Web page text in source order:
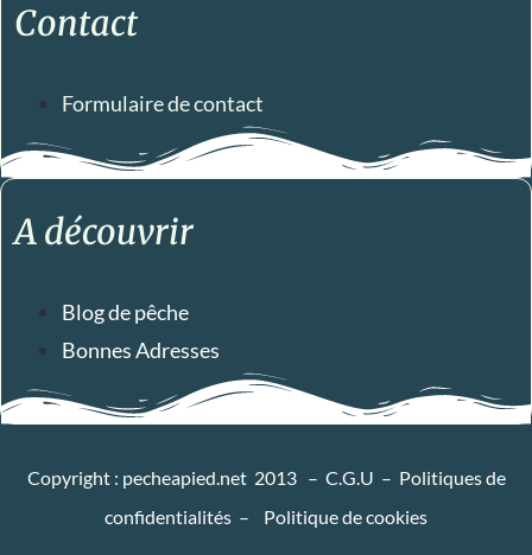
Contact
Formulaire de contact
A découvrir
Blog de pêche
Bonnes Adresses
Copyright : pecheapied.net 2013 – C.G.U – Politiques de
confidentialités – Politique de cookies